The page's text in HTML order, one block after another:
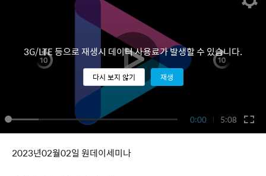
0:00 5:08
3G/LTE 등으로 재생시 데이터 사용료가 발생할 수 있습니다.
다시 보지 않기 재생
2023년02월02일 원데이세미나